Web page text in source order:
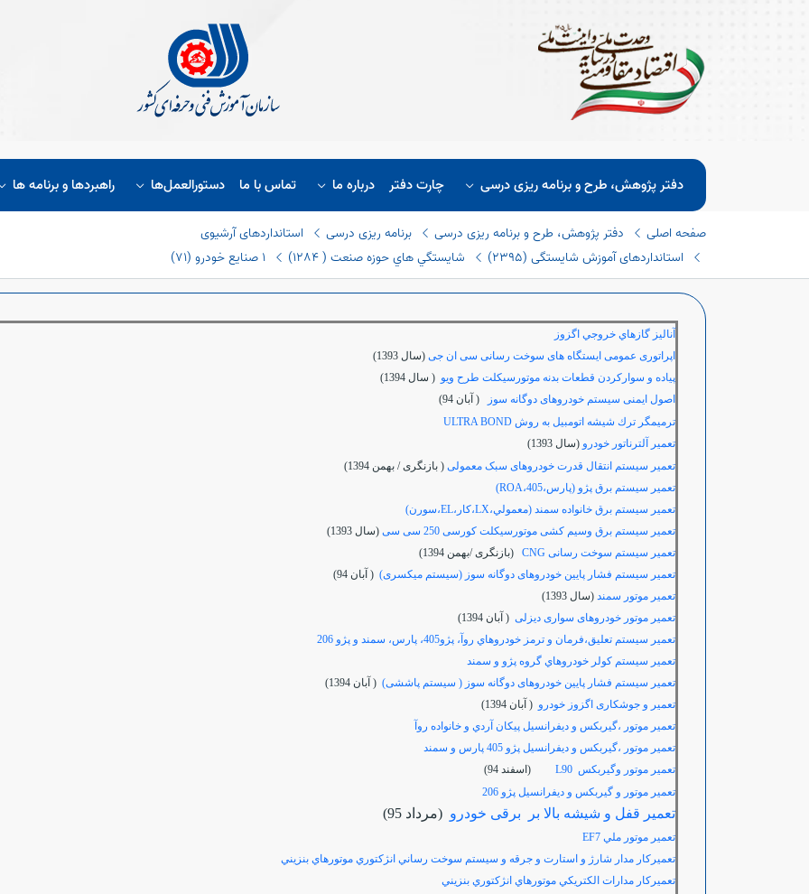
دفتر پژوهش، طرح و برنامه ریزی درسی چارت دفتر درباره ما تماس با ما دستورالعمل‌ها راهبردها و برنامه ها
صفحه اصلی دفتر پژوهش، طرح و برنامه ریزی درسی برنامه ریزی درسی
استانداردهای آرشیوی
استانداردهای آموزش شایستگی (٢٣٩٥)
شايستگي هاي حوزه صنعت ( ١٢٨٤) ١ صنایع خودرو (٧١)
آناليز گازهاي خروجي اگزوز
اپراتوری عمومی ایستگاه های سوخت رسانی سی ان جی (سال 1393)
پیاده و سوارکردن قطعات بدنه موتورسیکلت طرح ویو ( سال 1394)
اصول ایمنی سیستم خودروهای دوگانه سوز
( آبان 94)
ترميمگر ترك شيشه اتومبيل به روش ULTRA BOND
تعمير آلترناتور خودرو (سال 1393)
تعمیر سیستم انتقال قدرت خودروهای سبک معمولی ( بازنگری / بهمن 1394)
تعمير سيستم برق پژو (پارس،405،ROA)
تعمير سيستم برق خانواده سمند (معمولي،LX،كار،EL،سورن)
تعمير سيستم برق وسیم کشی موتورسیکلت کورسی 250 سی سی
(سال 1393)
تعمیر سیستم سوخت رسانی CNG
(بازنگری /بهمن 1394)
تعمیر سیستم فشار پایین خودروهای دوگانه سوز (سیستم میکسری) ( آبان 94)
تعمیر موتور سمند (سال 1393)
تعمیر موتور خودروهای سواری دیزلی ( آبان 1394)
تعمير سيستم تعليق،فرمان و ترمز خودروهاي روآ، پژو405، پارس، سمند و پژو 206
تعمير سيستم كولر خودروهاي گروه پژو و سمند
تعمیر سیستم فشار پایین خودروهای دوگانه سوز ( سیستم پاششی) ( آبان 1394)
تعمیر و جوشکاری اگزوز خودرو ( آبان 1394)
تعمير موتور ،گيربكس و ديفرانسيل پيكان آردي و خانواده روآ
تعمير موتور‍ ،گيربكس و ديفرانسيل پژو 405 پارس و سمند
تعمير موتور وگيربكس L90
(اسفند 94)
تعمير موتور و گيربكس و ديفرانسيل پژو 206
تعمیر قفل و شیشه بالا بر برقی خودرو (مرداد 95)
تعمير موتور ملي EF7
تعميركار مدار شارژ و استارت و جرقه و سيستم سوخت رساني انژكتوري موتورهاي بنزيني
تعميركار مدارات الكتريكي موتورهاي انژكتوري بنزيني